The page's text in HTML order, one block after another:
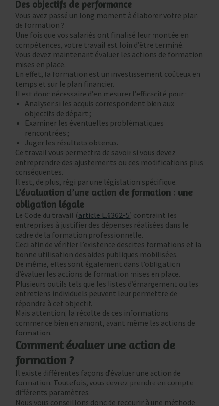
Des objectifs de performance
Vous avez passé un long moment à élaborer votre plan
de formation ?
Une fois que vos salariés ont finalisé leur montée en
compétences, votre travail est loin d’être terminé.
Vous devez maintenant évaluer les actions de formation
mises en place.
En effet, la formation est un investissement coûteux en
temps et sur le plan financier.
Il est donc nécessaire d’en mesurer l’efficacité pour :
Analyser si les acquis correspondent bien aux
objectifs de départ ;
Examiner les éventuelles problématiques
rencontrées ;
Juger les résultats obtenus.
Ce travail vous permettra de savoir si vous devez
entreprendre des ajustements ou des modifications plus
conséquentes.
Il est, de plus, régi par une législation spécifique.
L’évaluation d’une action de formation : une
obligation légale
Le Code du travail (article L.6362-5) contraint les
entreprises à justifier des dépenses réalisées dans le
cadre de la formation professionnelle.
Ceci afin de vérifier l’existence desdites formations et la
bonne utilisation des aides publiques mobilisées.
De même, elles sont également dans l’obligation
d’évaluer les actions de formation mises en place.
Plusieurs outils tels que les listes d’émargement ou les
entretiens individuels peuvent leur permettre de
répondre à cet objectif.
Mais attention, la récolte de ces informations
commence bien en amont, avant même les actions de
formation.
Comment évaluer une action de
formation ?
Il existe différentes façons d’évaluer une action de
formation. Toutefois, vous devrez prendre en compte
différents paramètres.
Nous vous conseillons donc de recourir à une méthode